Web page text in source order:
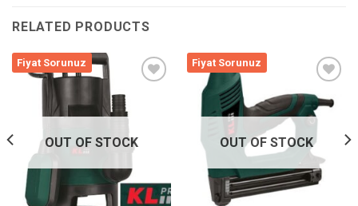
RELATED PRODUCTS
Fiyat Sorunuz
OUT OF STOCK
Fiyat Sorunuz
Listeme
Ekle
OUT OF STOCK